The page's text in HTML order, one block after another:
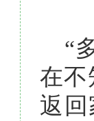
“
在不
返